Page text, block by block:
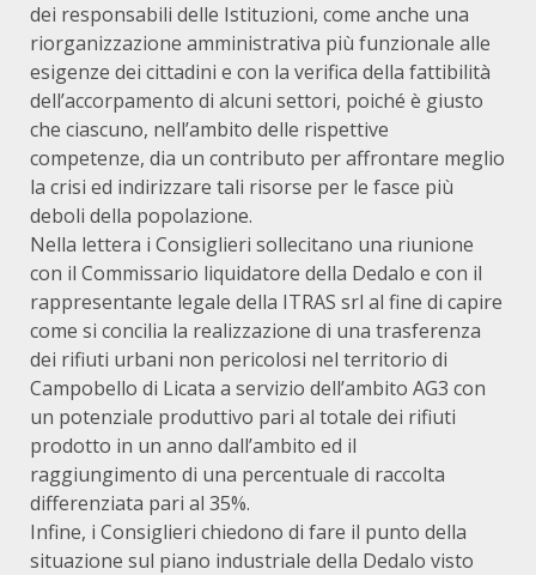
dei responsabili delle Istituzioni, come anche una
riorganizzazione amministrativa più funzionale alle
esigenze dei cittadini e con la verifica della fattibilità
dell’accorpamento di alcuni settori, poiché è giusto
che ciascuno, nell’ambito delle rispettive
competenze, dia un contributo per affrontare meglio
la crisi ed indirizzare tali risorse per le fasce più
deboli della popolazione.
Nella lettera i Consiglieri sollecitano una riunione
con il Commissario liquidatore della Dedalo e con il
rappresentante legale della ITRAS srl al fine di capire
come si concilia la realizzazione di una trasferenza
dei rifiuti urbani non pericolosi nel territorio di
Campobello di Licata a servizio dell’ambito AG3 con
un potenziale produttivo pari al totale dei rifiuti
prodotto in un anno dall’ambito ed il
raggiungimento di una percentuale di raccolta
differenziata pari al 35%.
Infine, i Consiglieri chiedono di fare il punto della
situazione sul piano industriale della Dedalo visto